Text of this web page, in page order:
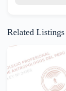
Related Listings